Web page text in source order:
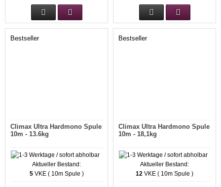
Bestseller
Climax Ultra Hardmono Spule
10m - 13.6kg
Aktueller Bestand:
5VKE ( 10m Spule )
Bestseller
Climax Ultra Hardmono Spule
10m - 18,1kg
Aktueller Bestand:
12 VKE ( 10m Spule )